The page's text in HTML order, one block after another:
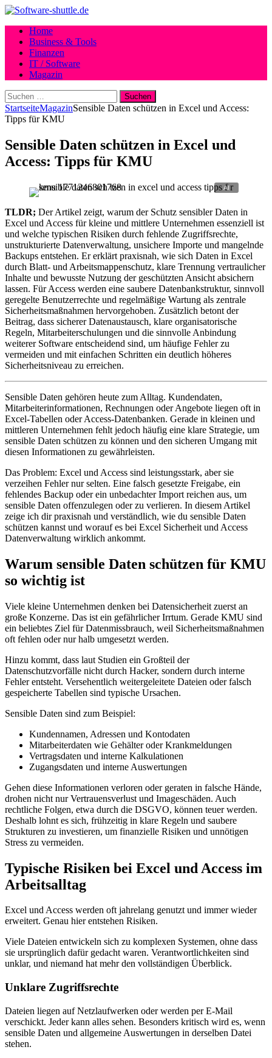
Home
Business & Tools
Finanzen
IT / Software
Magazin
Suchen
nach:
StartseiteMagazinSensible Daten schützen in Excel und Access:
Tipps für KMU
Sensible Daten schützen in Excel und
Access: Tipps für KMU
TLDR; Der Artikel zeigt, warum der Schutz sensibler Daten in
Excel und Access für kleine und mittlere Unternehmen essenziell ist
und welche typischen Risiken durch fehlende Zugriffsrechte,
unstrukturierte Datenverwaltung, unsichere Importe und mangelnde
Backups entstehen. Er erklärt praxisnah, wie sich Daten in Excel
durch Blatt- und Arbeitsmappenschutz, klare Trennung vertraulicher
Inhalte und bewusste Nutzung der geschützten Ansicht absichern
lassen. Für Access werden eine saubere Datenbankstruktur, sinnvoll
geregelte Benutzerrechte und regelmäßige Wartung als zentrale
Sicherheitsmaßnahmen hervorgehoben. Zusätzlich betont der
Beitrag, dass sicherer Datenaustausch, klare organisatorische
Regeln, Mitarbeiterschulungen und die sinnvolle Anbindung
weiterer Software entscheidend sind, um häufige Fehler zu
vermeiden und mit einfachen Schritten ein deutlich höheres
Sicherheitsniveau zu erreichen.
Sensible Daten gehören heute zum Alltag. Kundendaten,
Mitarbeiterinformationen, Rechnungen oder Angebote liegen oft in
Excel-Tabellen oder Access-Datenbanken. Gerade in kleinen und
mittleren Unternehmen fehlt jedoch häufig eine klare Strategie, um
sensible Daten schützen zu können und den sicheren Umgang mit
diesen Informationen zu gewährleisten.
Das Problem: Excel und Access sind leistungsstark, aber sie
verzeihen Fehler nur selten. Eine falsch gesetzte Freigabe, ein
fehlendes Backup oder ein unbedachter Import reichen aus, um
sensible Daten offenzulegen oder zu verlieren. In diesem Artikel
zeige ich dir praxisnah und verständlich, wie du sensible Daten
schützen kannst und worauf es bei Excel Sicherheit und Access
Datenverwaltung wirklich ankommt.
Warum sensible Daten schützen für KMU
so wichtig ist
Viele kleine Unternehmen denken bei Datensicherheit zuerst an
große Konzerne. Das ist ein gefährlicher Irrtum. Gerade KMU sind
ein beliebtes Ziel für Datenmissbrauch, weil Sicherheitsmaßnahmen
oft fehlen oder nur halb umgesetzt werden.
Hinzu kommt, dass laut Studien ein Großteil der
Datenschutzvorfälle nicht durch Hacker, sondern durch interne
Fehler entsteht. Versehentlich weitergeleitete Dateien oder falsch
gespeicherte Tabellen sind typische Ursachen.
Sensible Daten sind zum Beispiel:
Kundennamen, Adressen und Kontodaten
Mitarbeiterdaten wie Gehälter oder Krankmeldungen
Vertragsdaten und interne Kalkulationen
Zugangsdaten und interne Auswertungen
Gehen diese Informationen verloren oder geraten in falsche Hände,
drohen nicht nur Vertrauensverlust und Imageschäden. Auch
rechtliche Folgen, etwa durch die DSGVO, können teuer werden.
Deshalb lohnt es sich, frühzeitig in klare Regeln und saubere
Strukturen zu investieren, um finanzielle Risiken und unnötigen
Stress zu vermeiden.
Typische Risiken bei Excel und Access im
Arbeitsalltag
Excel und Access werden oft jahrelang genutzt und immer wieder
erweitert. Genau hier entstehen Risiken.
Viele Dateien entwickeln sich zu komplexen Systemen, ohne dass
sie ursprünglich dafür gedacht waren. Verantwortlichkeiten sind
unklar, und niemand hat mehr den vollständigen Überblick.
Unklare Zugriffsrechte
Dateien liegen auf Netzlaufwerken oder werden per E-Mail
verschickt. Jeder kann alles sehen. Besonders kritisch wird es, wenn
sensible Daten und allgemeine Auswertungen in derselben Datei
stehen.